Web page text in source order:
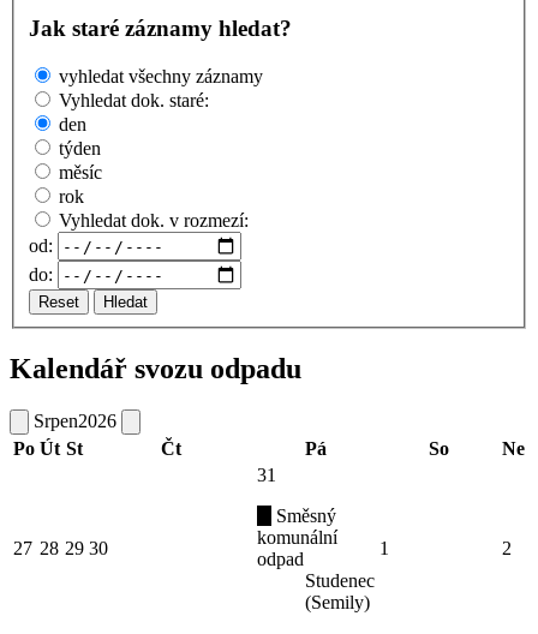
Jak staré záznamy hledat?
vyhledat všechny záznamy
Vyhledat dok. staré:
den
týden
měsíc
rok
Vyhledat dok. v rozmezí:
od:
do:
Reset Hledat
Kalendář svozu odpadu
Srpen2026
Po Út St Čt Pá So Ne
27 28 29 30
31
Směsný
komunální
odpad
Studenec
(Semily)
1 2